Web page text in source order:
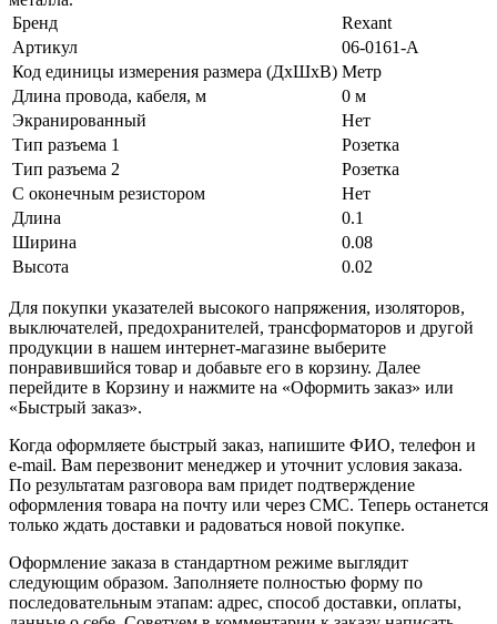
Бренд
Rexant
Артикул
06-0161-A
Код единицы измерения размера (ДхШхВ) Метр
Длина провода, кабеля, м
0 м
Экранированный
Нет
Тип разъема 1
Розетка
Тип разъема 2
Розетка
С оконечным резистором
Нет
Длина
0.1
Ширина
0.08
Высота
0.02
Для покупки указателей высокого напряжения, изоляторов,
выключателей, предохранителей, трансформаторов и другой
продукции в нашем интернет-магазине выберите
понравившийся товар и добавьте его в корзину. Далее
перейдите в Корзину и нажмите на «Оформить заказ» или
«Быстрый заказ».
Когда оформляете быстрый заказ, напишите ФИО, телефон и
e-mail. Вам перезвонит менеджер и уточнит условия заказа.
По результатам разговора вам придет подтверждение
оформления товара на почту или через СМС. Теперь останется
только ждать доставки и радоваться новой покупке.
Оформление заказа в стандартном режиме выглядит
следующим образом. Заполняете полностью форму по
последовательным этапам: адрес, способ доставки, оплаты,